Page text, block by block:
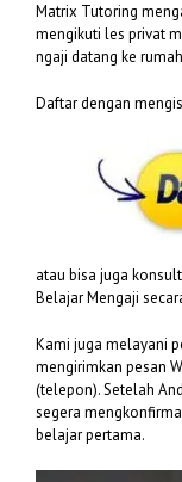
Matrix Tutoring
mengikuti les privat
ngaji datang ke
Daftar dengan
atau bisa juga
Belajar Mengaji
Kami juga melayani
mengirimkan pesan
(telepon). Setelah
segera
belajar pertama.